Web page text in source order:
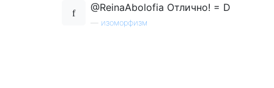
@ReinaAbolofia Отлично! = D
изоморфизм